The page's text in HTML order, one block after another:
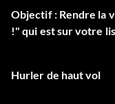
Objectif : Rendre la
!" qui est sur votre
Hurler de haut vol